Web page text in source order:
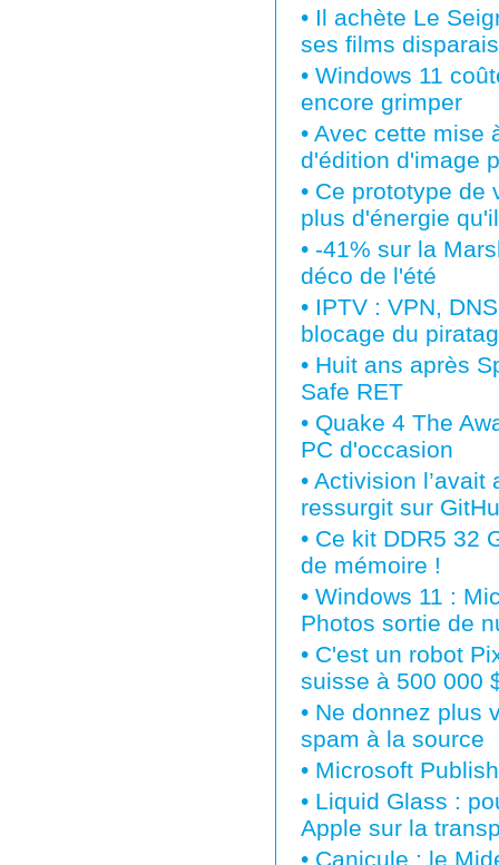
• Il achète Le
ses films
• Windows 11
encore grimper
• Avec cette mise
d'édition d'image
• Ce prototype de
plus d'énergie
• -41% sur la
déco de l'été
• IPTV : VPN,
blocage du
• Huit ans après
Safe RET
• Quake 4 The
PC d'occasion
• Activision l’avait
ressurgit sur
• Ce kit DDR5 32
de mémoire !
• Windows 11 :
Photos sortie de
• C'est un robot
suisse à 500 000
• Ne donnez plus
spam à la source
• Microsoft
• Liquid Glass :
Apple sur la
• Canicule : le